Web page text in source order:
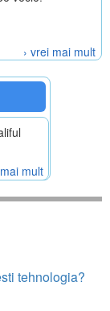
› vrei mai mult
mult
tehnologia?